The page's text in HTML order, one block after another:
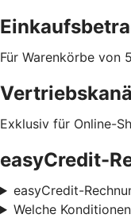
Für Warenkörbe von
Exklusiv für Online-
easyCredit-
easyCredit-
Welche